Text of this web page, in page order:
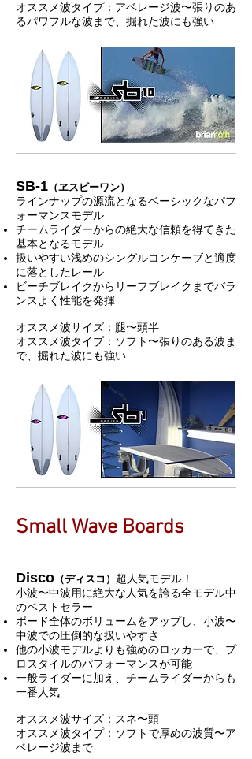
オススメ波タイプ：アベレージ波〜張りのあ
るパワフルな波まで、掘れた波にも強い
SB-1 （ヱスビーワン）
ラインナップの源流となるベーシックなパフ
ォーマンスモデル
チームライダーからの絶大な信頼を得てきた
基本となるモデル
扱いやすい浅めのシングルコンケーブと適度
に落としたレール
ビーチブレイクからリーフブレイクまでバラ
ンスよく性能を発揮
オススメ波サイズ：腿〜頭半
オススメ波タイプ：ソフト〜張りのある波ま
で、掘れた波にも強い
Small Wave Boards
Disco （ディスコ） 超人気モデル！
小波〜中波用に絶大な人気を誇る全モデル中
のベストセラー
ボード全体のボリュームをアップし、小波〜
中波での圧倒的な扱いやすさ
他の小波モデルよりも強めのロッカーで、プ
ロスタイルのパフォーマンスが可能
一般ライダーに加え、チームライダーからも
一番人気
オススメ波サイズ：スネ〜頭
オススメ波タイプ：ソフトで厚めの波質〜ア
ベレージ波まで